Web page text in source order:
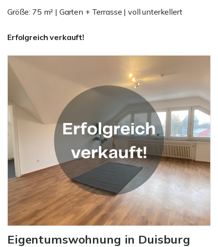
Größe: 75 m² | Garten + Terrasse | voll unterkellert
Erfolgreich verkauft!
Eigentumswohnung in Duisburg